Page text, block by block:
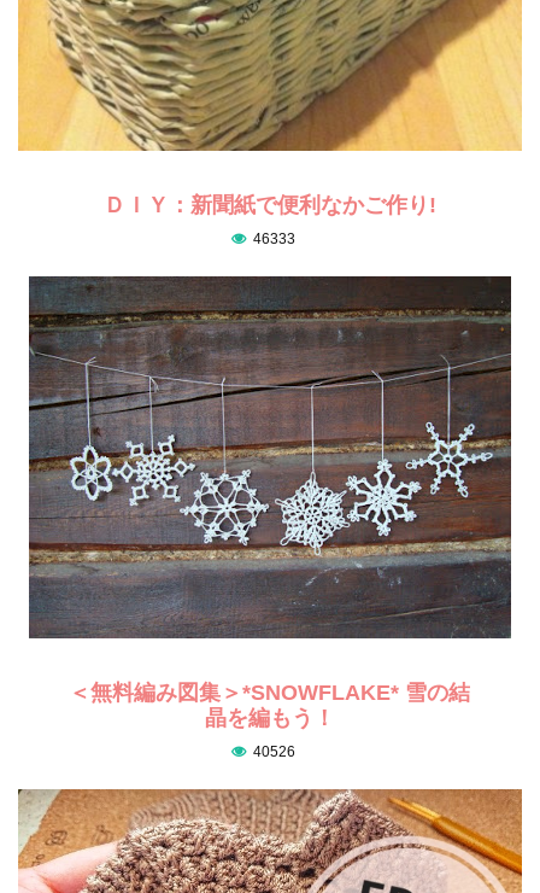
ＤＩＹ：新聞紙で便利なかご作り!
46333
＜無料編み図集＞*SNOWFLAKE* 雪の結
晶を編もう！
40526